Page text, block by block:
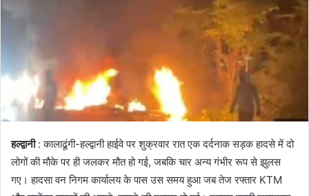
हल्द्वानी: कालाढूंगी-हल्द्वानी हाईवे पर शुक्रवार रात एक दर्दनाक सड़क हादसे में दो
लोगों की मौके पर ही जलकर मौत हो गई, जबकि चार अन्य गंभीर रूप से झुलस
गए। हादसा वन निगम कार्यालय के पास उस समय हुआ जब तेज रफ्तार KTM